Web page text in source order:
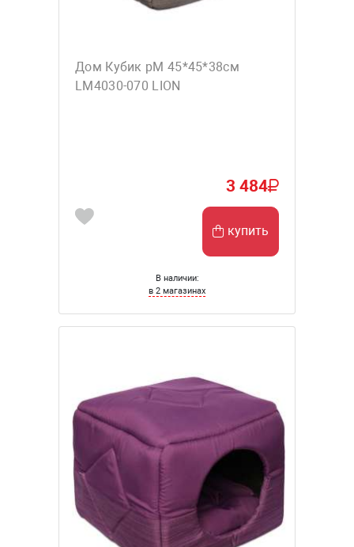
Дом Кубик рM 45*45*38см
LM4030-070 LION
3 484
купить
В наличии:
в 2 магазинах